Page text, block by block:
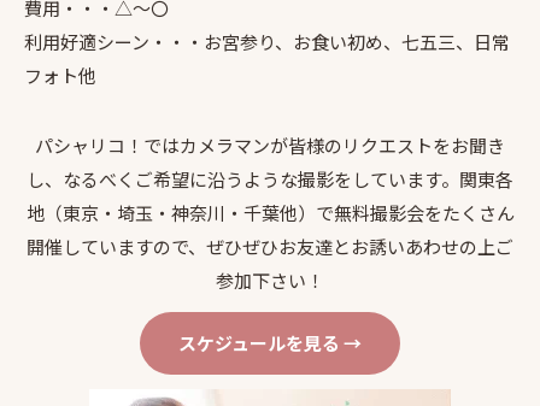
費用・・・△〜〇
利用好適シーン・・・お宮参り、お食い初め、七五三、日常
フォト他
パシャリコ！ではカメラマンが皆様のリクエストをお聞き
し、なるべくご希望に沿うような撮影をしています。関東各
地（東京・埼玉・神奈川・千葉他）で無料撮影会をたくさん
開催していますので、ぜひぜひお友達とお誘いあわせの上ご
参加下さい！
スケジュールを見る →